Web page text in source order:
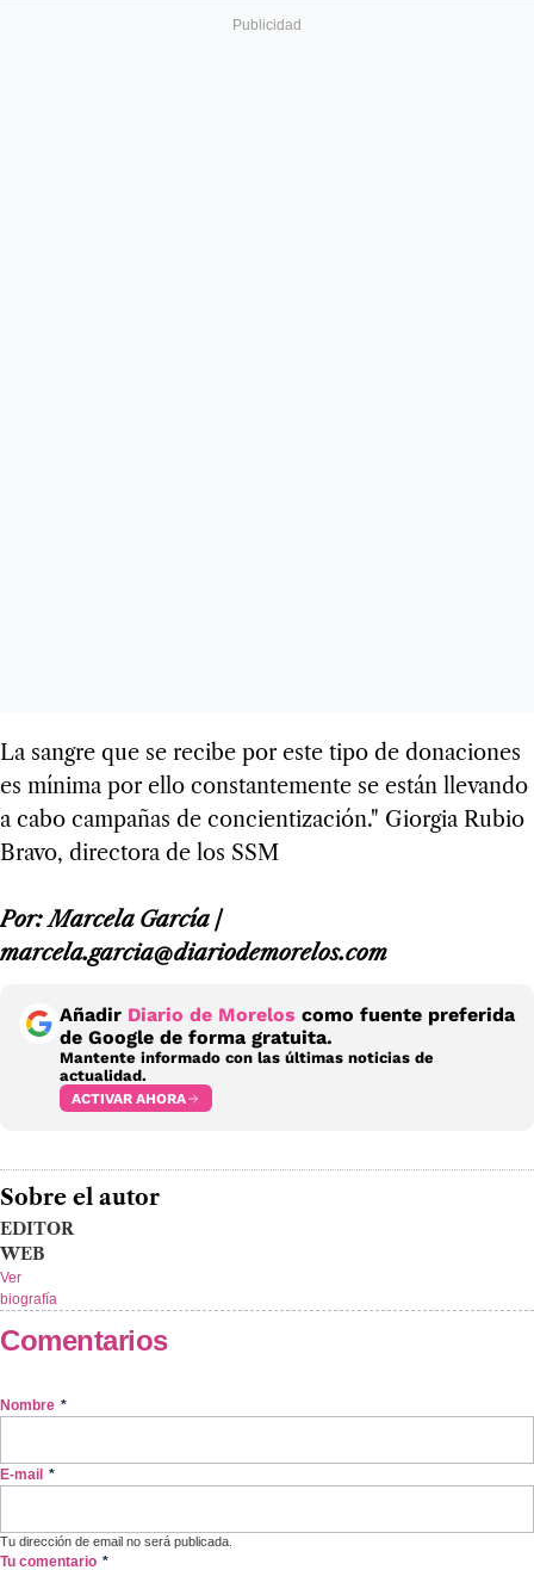
La sangre que se recibe por este tipo de donaciones
es mínima por ello constantemente se están llevando
a cabo campañas de concientización." Giorgia Rubio
Bravo, directora de los SSM
Por: Marcela García /
marcela.garcia@diariodemorelos.com
Añadir Diario de Morelos como fuente preferida
de Google de forma gratuita.
Mantente informado con las últimas noticias de
actualidad.
ACTIVAR AHORA
Sobre el autor
EDITOR
WEB
Ver
biografía
Comentarios
Nombre *
E-mail *
Tu dirección de email no será publicada.
Tu comentario *